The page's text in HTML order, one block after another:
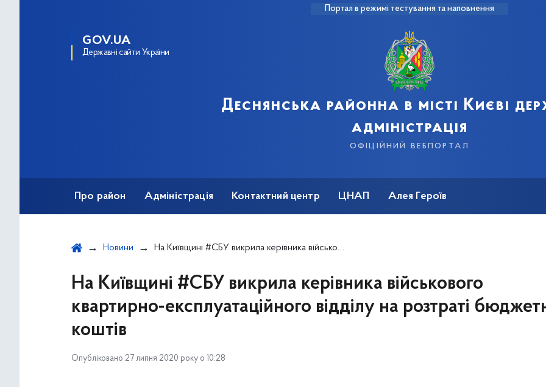
Портал в режимі тестування та наповнення
GOV.UA
Державні сайти України
Деснянська районна в місті Києві
адміністрація
офіційний вебпортал
Про район Адміністрація Контактний центр ЦНАП Алея Героїв
Новини На Київщині #СБУ викрила керівника військового квартирно-експлуатаційного відділу на розтраті бюджетних коштів
На Київщині #СБУ викрила керівника військового
квартирно-експлуатаційного відділу на розтраті
коштів
Опубліковано 27 липня 2020 року о 10:28